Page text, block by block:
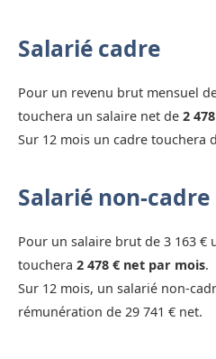
Salarié cadre
Pour un revenu brut mensuel
touchera un salaire net de 2
Sur 12 mois un cadre touchera
Salarié non-cadre
Pour un salaire brut de 3 163 €
touchera 2 478 € net par mois.
Sur 12 mois, un salarié non-
rémunération de 29 741 € net.